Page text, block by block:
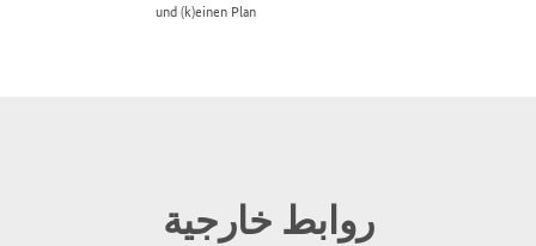
und (k)einen Plan
روابط خارجية